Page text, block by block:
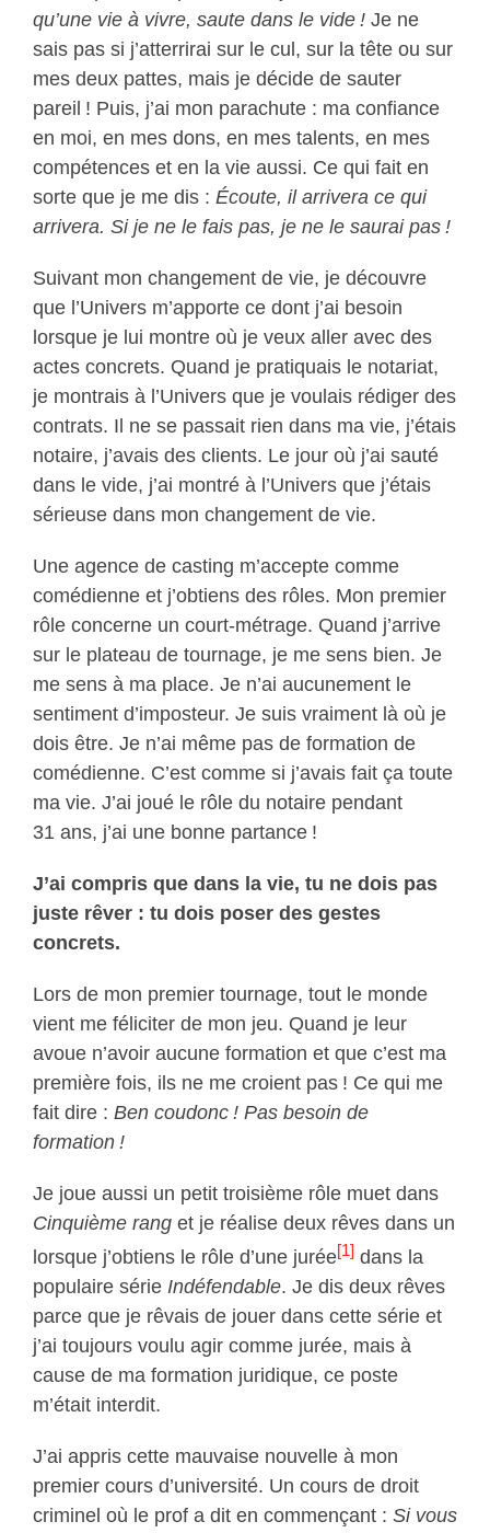
qu’une vie à vivre, saute dans le vide ! Je ne
sais pas si j’atterrirai sur le cul, sur la tête ou sur
mes deux pattes, mais je décide de sauter
pareil ! Puis, j’ai mon parachute : ma confiance
en moi, en mes dons, en mes talents, en mes
compétences et en la vie aussi. Ce qui fait en
sorte que je me dis : Écoute, il arrivera ce qui
arrivera. Si je ne le fais pas, je ne le saurai pas !
Suivant mon changement de vie, je découvre
que l’Univers m’apporte ce dont j’ai besoin
lorsque je lui montre où je veux aller avec des
actes concrets. Quand je pratiquais le notariat,
je montrais à l’Univers que je voulais rédiger des
contrats. Il ne se passait rien dans ma vie, j’étais
notaire, j’avais des clients. Le jour où j’ai sauté
dans le vide, j’ai montré à l’Univers que j’étais
sérieuse dans mon changement de vie.
Une agence de casting m’accepte comme
comédienne et j’obtiens des rôles. Mon premier
rôle concerne un court-métrage. Quand j’arrive
sur le plateau de tournage, je me sens bien. Je
me sens à ma place. Je n’ai aucunement le
sentiment d’imposteur. Je suis vraiment là où je
dois être. Je n’ai même pas de formation de
comédienne. C’est comme si j’avais fait ça toute
ma vie. J’ai joué le rôle du notaire pendant
31 ans, j’ai une bonne partance !
J’ai compris que dans la vie, tu ne dois pas
juste rêver : tu dois poser des gestes
concrets.
Lors de mon premier tournage, tout le monde
vient me féliciter de mon jeu. Quand je leur
avoue n’avoir aucune formation et que c’est ma
première fois, ils ne me croient pas ! Ce qui me
fait dire : Ben coudonc ! Pas besoin de
formation !
Je joue aussi un petit troisième rôle muet dans
Cinquième rang et je réalise deux rêves dans un
lorsque j’obtiens le rôle d’une jurée[1] dans la
populaire série Indéfendable. Je dis deux rêves
parce que je rêvais de jouer dans cette série et
j’ai toujours voulu agir comme jurée, mais à
cause de ma formation juridique, ce poste
m’était interdit.
J’ai appris cette mauvaise nouvelle à mon
premier cours d’université. Un cours de droit
criminel où le prof a dit en commençant : Si vous